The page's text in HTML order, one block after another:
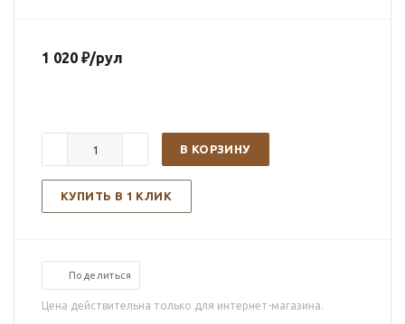
1 020 ₽/рул
В КОРЗИНУ
КУПИТЬ В 1 КЛИК
Поделиться
Цена действительна только для интернет-магазина.